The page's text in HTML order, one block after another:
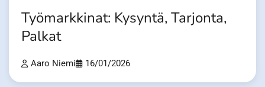
Työmarkkinat: Kysyntä, Tarjonta,
Palkat
Aaro Niemi 16/01/2026